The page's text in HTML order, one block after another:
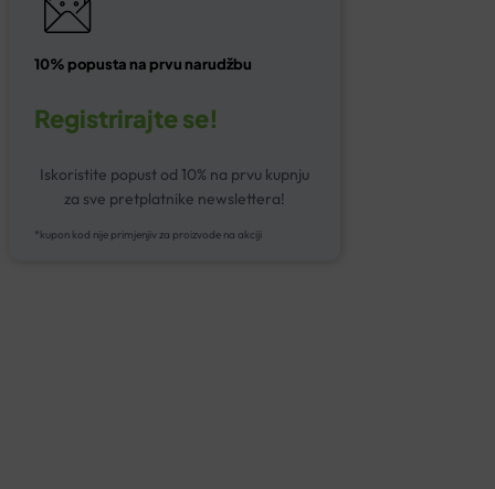
10% popusta na prvu narudžbu
Registrirajte se!
Iskoristite popust od 10% na prvu kupnju
za sve pretplatnike newslettera!
*kupon kod nije primjenjiv za proizvode na akciji